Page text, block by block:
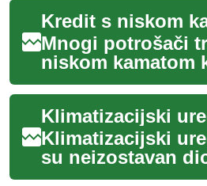
životne potrebe.
trebat...
Mnogi potrošači
niskom kamatom
smanjili
ukupne troškove
članak...
Klimatizacijski
su neizostavan
života, pružajući